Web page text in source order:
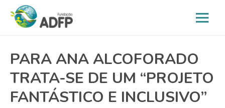
PARA ANA ALCOFORADO
TRATA-SE DE UM “PROJETO
FANTÁSTICO E INCLUSIVO”